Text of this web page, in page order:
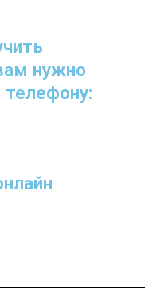
нужно
телефону: